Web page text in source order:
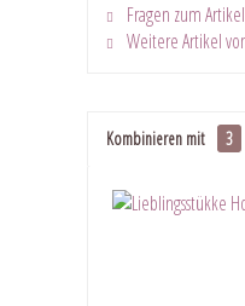
Fragen zum
Weitere Artikel
Kombinieren mit 3